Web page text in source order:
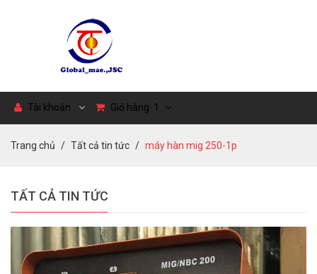
Tài khoản Giỏ hàng: 1
Trang chủ Tất cả tin tức máy hàn mig 250-1p
TẤT CẢ TIN TỨC